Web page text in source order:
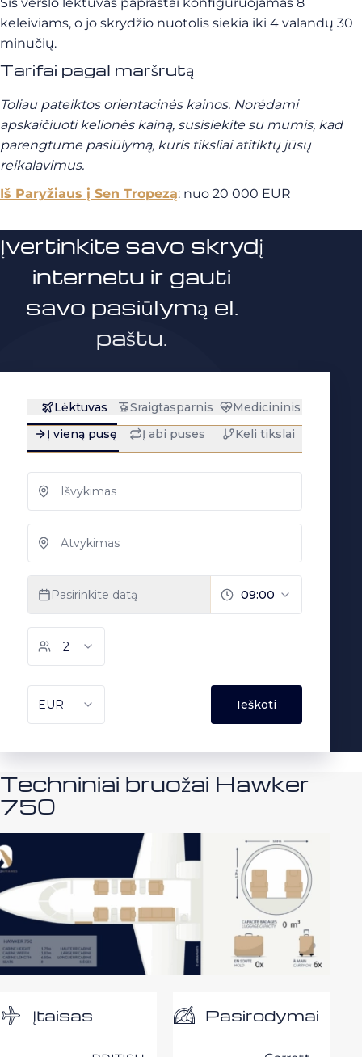
keleiviams, o jo skrydžio nuotolis siekia iki 4 valandų 30
minučių.
Tarifai pagal maršrutą
Toliau pateiktos orientacinės kainos. Norėdami
apskaičiuoti kelionės kainą, susisiekite su mumis, kad
parengtume pasiūlymą, kuris tiksliai atitiktų jūsų
reikalavimus.
Iš Paryžiaus į Sen Tropezą: nuo 20 000 EUR
Įvertinkite savo skrydį
internetu ir gauti
savo pasiūlymą el.
paštu.
Techniniai bruožai Hawker
750
Įtaisas Pasirodymai